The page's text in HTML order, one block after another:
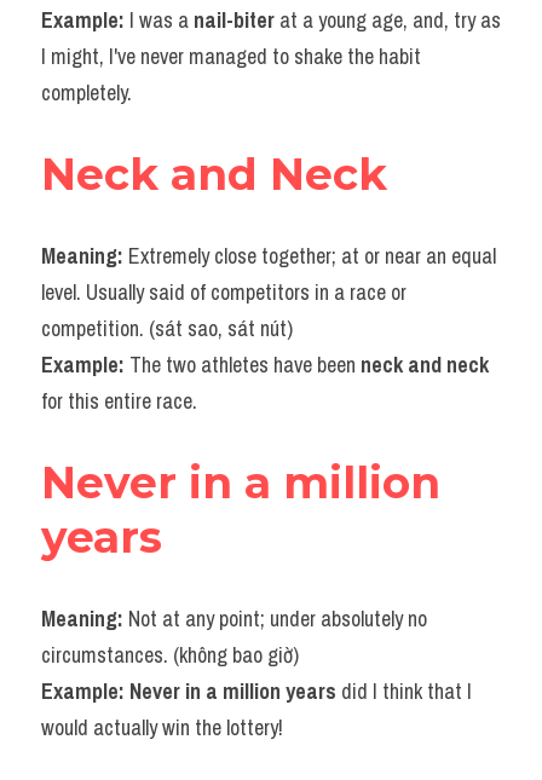
Vocabulary
Example: I was a nail-biter at a young age, and, try as
I might, I've never managed to shake the habit
completely.
Neck and Neck
Meaning: Extremely close together; at or near an equal
level. Usually said of competitors in a race or
competition. (sát sao, sát nút)
Example: The two athletes have been neck and neck
for this entire race.
Never in a million
years
Meaning: Not at any point; under absolutely no
circumstances. (không bao giờ)
Example: Never in a million years did I think that I
would actually win the lottery!